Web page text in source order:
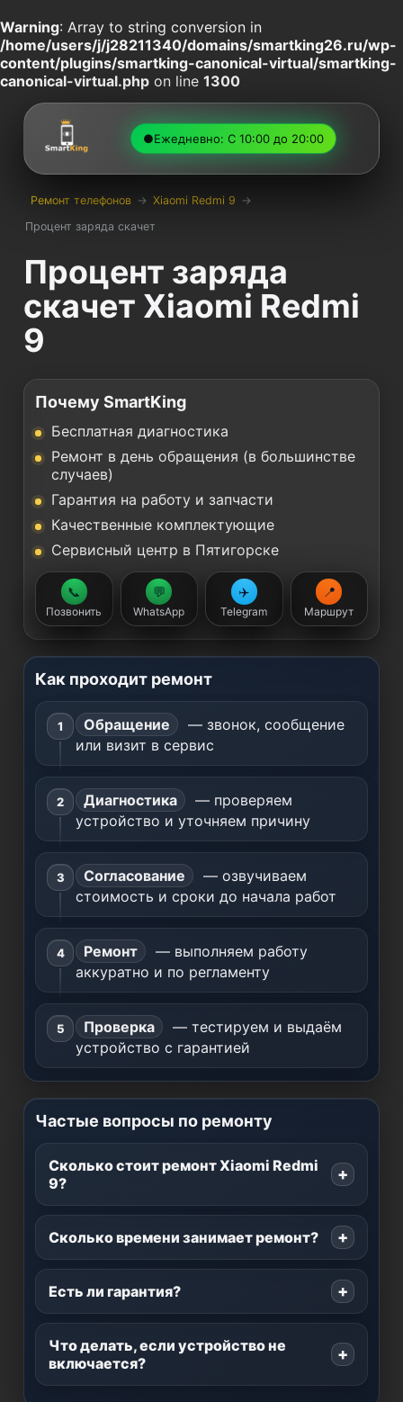
Warning: Array to string conversion in
/home/users/j/j28211340/domains/smartking26.ru/wp-
content/plugins/smartking-canonical-virtual/smartking-
canonical-virtual.php on line 1300
●Ежедневно: С 10:00 до 20:00
Ремонт телефонов → Xiaomi Redmi 9 →
Процент заряда скачет
Процент заряда
скачет Xiaomi Redmi
9
Почему SmartKing
Бесплатная диагностика
Ремонт в день обращения (в большинстве
случаев)
Гарантия на работу и запчасти
Качественные комплектующие
Сервисный центр в Пятигорске
📞
Позвонить
💬
WhatsApp
✈️
Telegram
📍
Маршрут
Как проходит ремонт
Обращение
— звонок, сообщение
или визит в сервис
Диагностика
— проверяем
устройство и уточняем причину
Согласование
— озвучиваем
стоимость и сроки до начала работ
Ремонт
— выполняем работу
аккуратно и по регламенту
Проверка
— тестируем и выдаём
устройство с гарантией
Частые вопросы по ремонту
Сколько стоит ремонт Xiaomi Redmi
9?
Сколько времени занимает ремонт?
Есть ли гарантия?
Что делать, если устройство не
включается?